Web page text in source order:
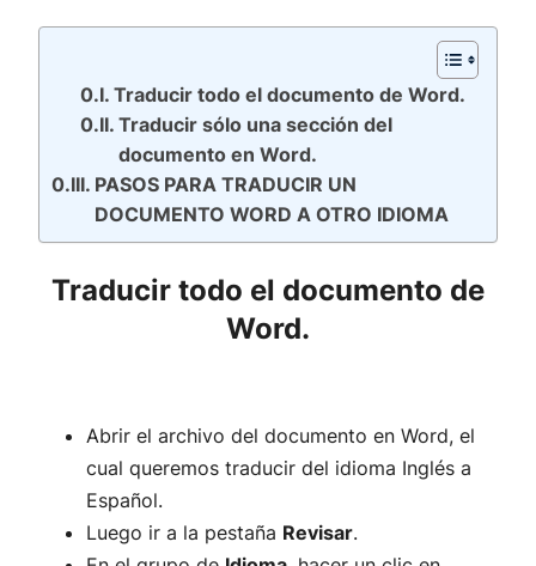
Traducir todo el documento de Word.
Traducir sólo una sección del
documento en Word.
PASOS PARA TRADUCIR UN
DOCUMENTO WORD A OTRO IDIOMA
Traducir todo el documento de
Word.
Abrir el archivo del documento en Word, el
cual queremos traducir del idioma Inglés a
Español.
Luego ir a la pestaña Revisar.